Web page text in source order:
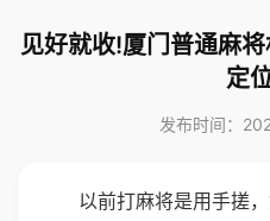
见好就收!厦门普通麻
定
发布时间：
以前打麻将是用手搓